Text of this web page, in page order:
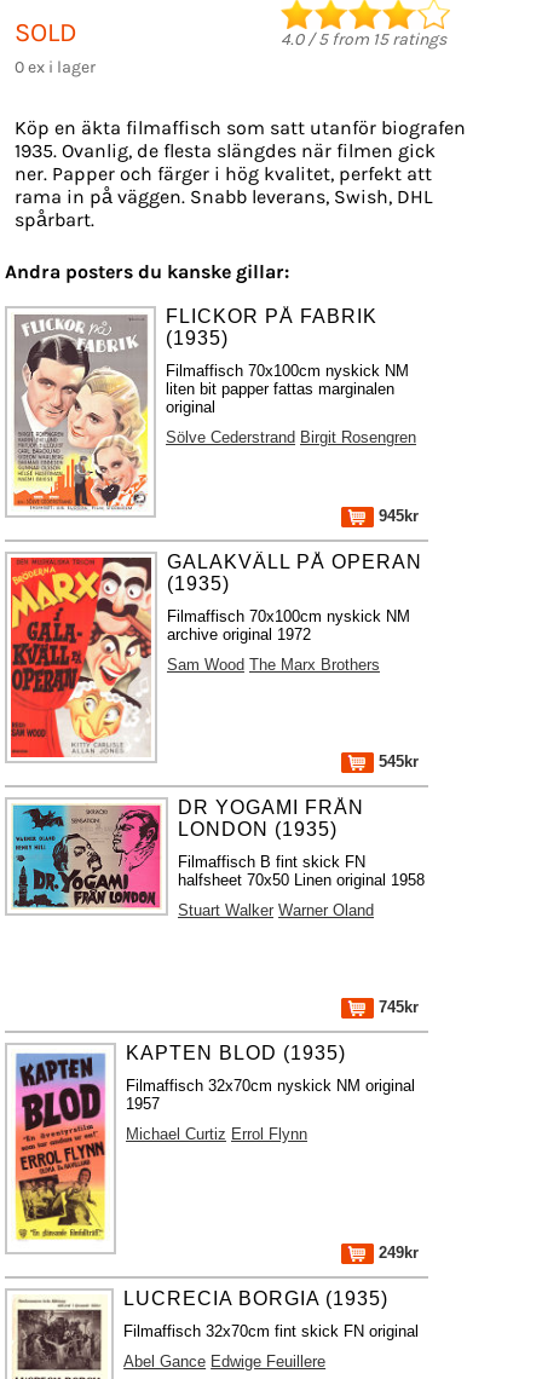
SOLD
0 ex i lager
4.0/5from 15ratings
Köp en äkta filmaffisch som satt utanför biografen
1935. Ovanlig, de flesta slängdes när filmen gick
ner. Papper och färger i hög kvalitet, perfekt att
rama in på väggen. Snabb leverans, Swish, DHL
spårbart.
Andra posters du kanske gillar:
FLICKOR PÅ FABRIK
(1935)
Filmaffisch 70x100cm nyskick NM
liten bit papper fattas marginalen
original
Sölve Cederstrand Birgit Rosengren
945kr
GALAKVÄLL PÅ OPERAN
(1935)
Filmaffisch 70x100cm nyskick NM
archive original 1972
Sam Wood The Marx Brothers
545kr
DR YOGAMI FRÅN
LONDON (1935)
Filmaffisch B fint skick FN
halfsheet 70x50 Linen original 1958
Stuart Walker Warner Oland
745kr
KAPTEN BLOD (1935)
Filmaffisch 32x70cm nyskick NM original
1957
Michael Curtiz Errol Flynn
249kr
LUCRECIA BORGIA (1935)
Filmaffisch 32x70cm fint skick FN original
Abel Gance Edwige Feuillere